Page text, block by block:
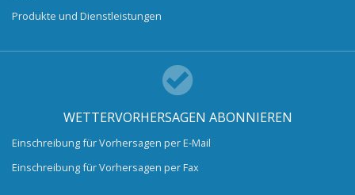
Produkte und Dienstleistungen
WETTERVORHERSAGEN ABONNIEREN
Einschreibung für Vorhersagen per E-Mail
Einschreibung für Vorhersagen per Fax